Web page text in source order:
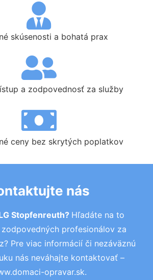
skúsenosti a bohatá prax
a zodpovednosť za služby
ceny bez skrytých poplatkov
nás
Stopfenreuth? Hľadáte na to
zodpovedných profesionálov za
Pre viac informácií či nezáväznú
nás neváhajte kontaktovať –
opravar.sk.